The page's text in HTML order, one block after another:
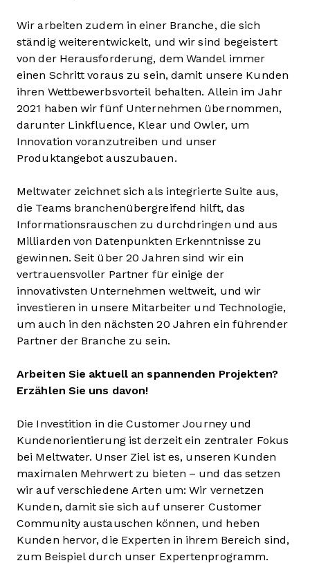
Wir arbeiten zudem in einer Branche, die sich
ständig weiterentwickelt, und wir sind begeistert
von der Herausforderung, dem Wandel immer
einen Schritt voraus zu sein, damit unsere Kunden
ihren Wettbewerbsvorteil behalten. Allein im Jahr
2021 haben wir fünf Unternehmen übernommen,
darunter Linkfluence, Klear und Owler, um
Innovation voranzutreiben und unser
Produktangebot auszubauen.
Meltwater zeichnet sich als integrierte Suite aus,
die Teams branchenübergreifend hilft, das
Informationsrauschen zu durchdringen und aus
Milliarden von Datenpunkten Erkenntnisse zu
gewinnen. Seit über 20 Jahren sind wir ein
vertrauensvoller Partner für einige der
innovativsten Unternehmen weltweit, und wir
investieren in unsere Mitarbeiter und Technologie,
um auch in den nächsten 20 Jahren ein führender
Partner der Branche zu sein.
Arbeiten Sie aktuell an spannenden Projekten?
Erzählen Sie uns davon!
Die Investition in die Customer Journey und
Kundenorientierung ist derzeit ein zentraler Fokus
bei Meltwater. Unser Ziel ist es, unseren Kunden
maximalen Mehrwert zu bieten – und das setzen
wir auf verschiedene Arten um: Wir vernetzen
Kunden, damit sie sich auf unserer Customer
Community austauschen können, und heben
Kunden hervor, die Experten in ihrem Bereich sind,
zum Beispiel durch unser Expertenprogramm.